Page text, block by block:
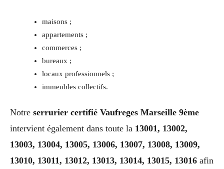
maisons ;
appartements ;
commerces ;
bureaux ;
locaux professionnels ;
immeubles collectifs.
Notre serrurier certifié Vaufreges Marseille 9ème
intervient également dans toute la 13001, 13002,
13003, 13004, 13005, 13006, 13007, 13008, 13009,
13010, 13011, 13012, 13013, 13014, 13015, 13016 afin